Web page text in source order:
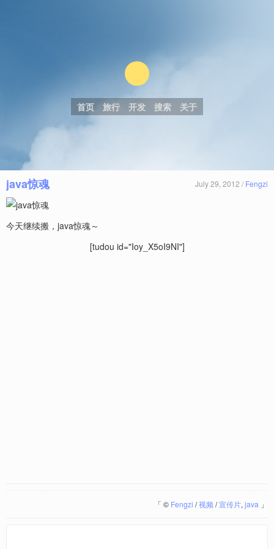
首页 旅行 开发 搜索 关于
java惊魂 July 29, 2012 / Fengzi
今天继续搬，java惊魂～
[tudou id="Ioy_X5oI9NI"]
「 © Fengzi /视频/宣传片, java 」